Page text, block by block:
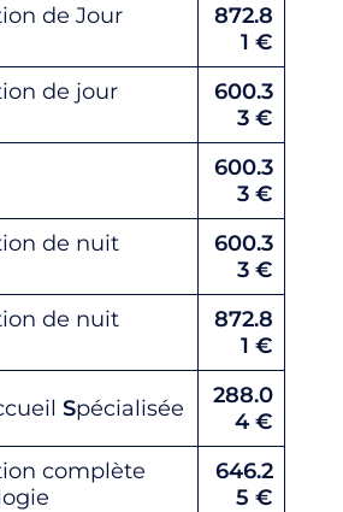
de Jour
872.8
1 €
de jour
600.3
3 €
600.3
3 €
de nuit
600.3
3 €
de nuit
872.8
1 €
Spécialisée
288.0
4 €
complète
646.2
5 €